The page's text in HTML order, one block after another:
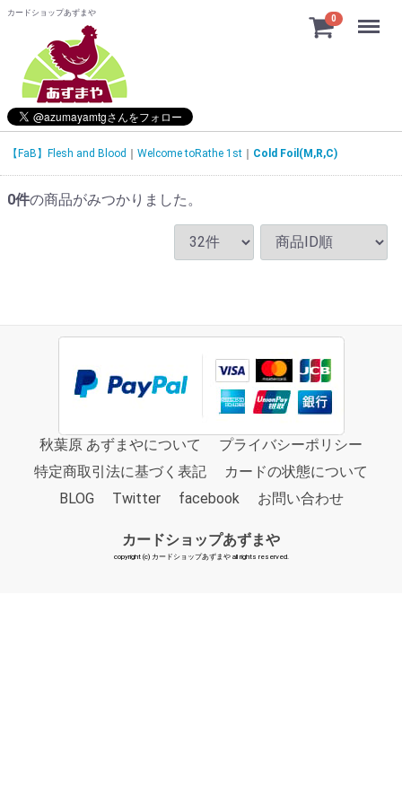
カードショップあずまや
0 Menu
【FaB】Flesh and Blood Welcome toRathe 1st Cold Foil(M,R,C)
0件の商品がみつかりました。
秋葉原 あずまやについて
プライバシーポリシー
特定商取引法に基づく表記
カードの状態について
BLOG
Twitter facebook お問い合わせ
カードショップあずまや
copyright (c) カードショップあずまや all rights reserved.